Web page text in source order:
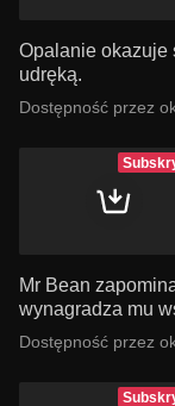
Opalanie okazuje
udręką.
Dostępność przez
Mr Bean
wynagradza mu
Dostępność przez